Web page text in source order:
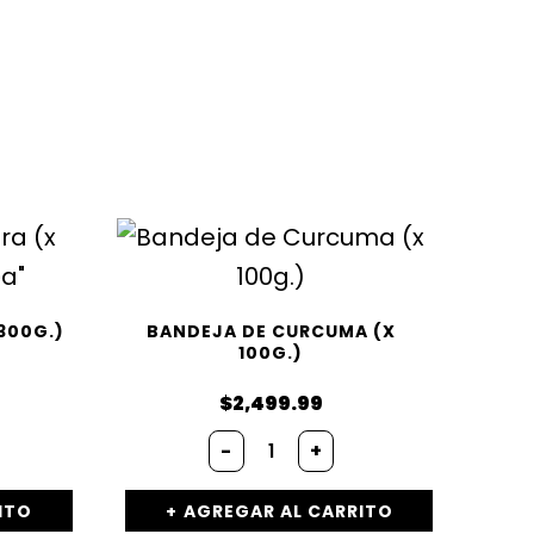
BANDEJA DE CURCUMA (X
100G.)
$2,499.99
- Bandeja
de
Curcuma
(x
+
AGREGAR AL CARRITO